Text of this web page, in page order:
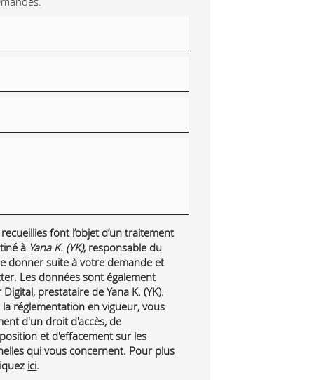
font l’objet d’un traitement
à Yana K. (YK), responsable du
donner suite à votre demande et
Les données sont également
prestataire de Yana K. (YK).
réglementation en vigueur, vous
d'un droit d'accès, de
et d'effacement sur les
qui vous concernent. Pour plus
ici.